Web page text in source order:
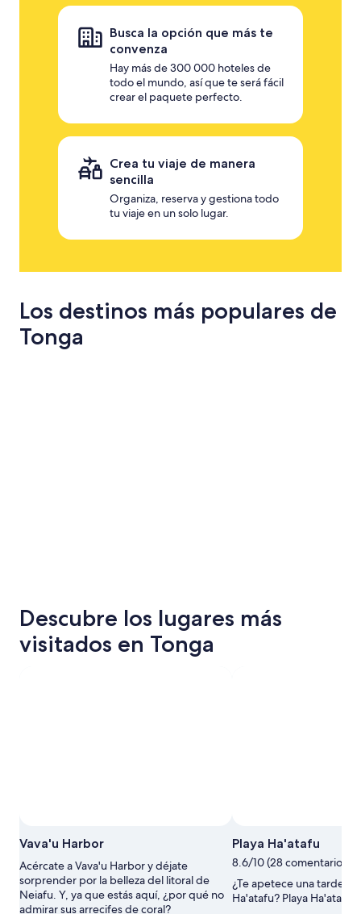
Busca la opción que más te
convenza
Hay más de 300 000 hoteles de
todo el mundo, así que te será fácil
crear el paquete perfecto.
Crea tu viaje de manera
sencilla
Organiza, reserva y gestiona todo
tu viaje en un solo lugar.
Los destinos más populares de
Tonga
Descubre los lugares más
visitados en Tonga
Vava'u Harbor
Acércate a Vava'u Harbor y déjate
sorprender por la belleza del litoral de
Neiafu. Y, ya que estás aquí, ¿por qué no
admirar sus arrecifes de coral?
Foto
gratuita
de
Greg
Hall
Playa Ha'atafu
8.6/10 (28 comentarios)
¿Te apetece una tarde
Ha'atafu? Playa Ha'atafu